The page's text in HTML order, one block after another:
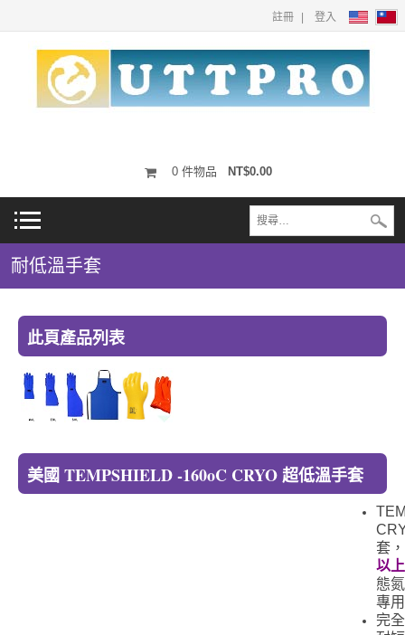
註冊 登入
0 件物品 NT$0.00
耐低溫手套
此頁產品列表
美國 TEMPSHIELD -160oC CRYO 超低溫手套
套
以上
態
專
完